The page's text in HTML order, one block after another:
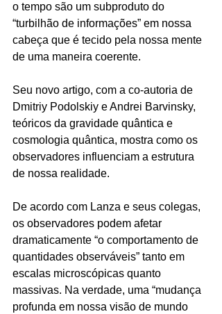
o tempo são um subproduto do
“turbilhão de informações” em nossa
cabeça que é tecido pela nossa mente
de uma maneira coerente.
Seu novo artigo, com a co-autoria de
Dmitriy Podolskiy e Andrei Barvinsky,
teóricos da gravidade quântica e
cosmologia quântica, mostra como os
observadores influenciam a estrutura
de nossa realidade.
De acordo com Lanza e seus colegas,
os observadores podem afetar
dramaticamente “o comportamento de
quantidades observáveis” tanto em
escalas microscópicas quanto
massivas. Na verdade, uma “mudança
profunda em nossa visão de mundo